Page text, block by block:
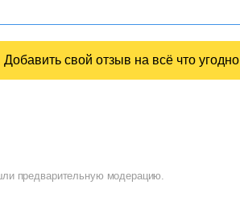
предварительную модерацию.
Добавить свой отзыв на всё что угодно